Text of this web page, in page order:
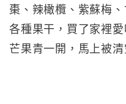
棗、辣橄欖、紫蘇梅
各種果干，買了家裡
芒果青一開，馬上被